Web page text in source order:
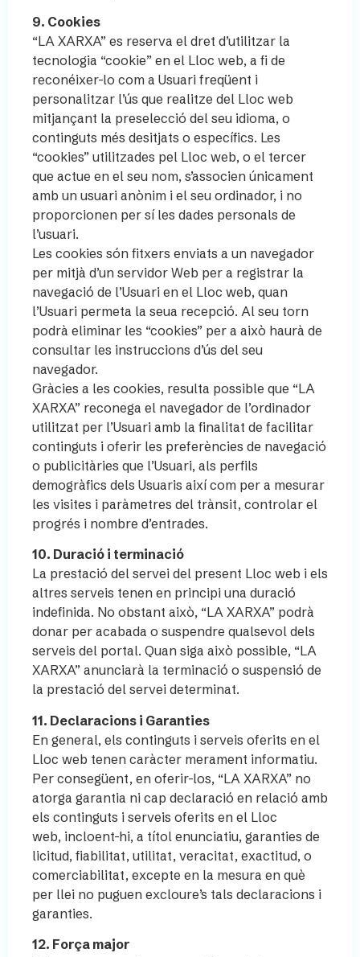
9. Cookies
“LA XARXA” es reserva el dret d’utilitzar la
tecnologia “cookie” en el Lloc web, a fi de
reconéixer-lo com a Usuari freqüent i
personalitzar l’ús que realitze del Lloc web
mitjançant la preselecció del seu idioma, o
continguts més desitjats o específics. Les
“cookies” utilitzades pel Lloc web, o el tercer
que actue en el seu nom, s’associen únicament
amb un usuari anònim i el seu ordinador, i no
proporcionen per sí les dades personals de
l’usuari.
Les cookies són fitxers enviats a un navegador
per mitjà d’un servidor Web per a registrar la
navegació de l’Usuari en el Lloc web, quan
l’Usuari permeta la seua recepció. Al seu torn
podrà eliminar les “cookies” per a això haurà de
consultar les instruccions d’ús del seu
navegador.
Gràcies a les cookies, resulta possible que “LA
XARXA” reconega el navegador de l’ordinador
utilitzat per l’Usuari amb la finalitat de facilitar
continguts i oferir les preferències de navegació
o publicitàries que l’Usuari, als perfils
demogràfics dels Usuaris així com per a mesurar
les visites i paràmetres del trànsit, controlar el
progrés i nombre d’entrades.
10. Duració i terminació
La prestació del servei del present Lloc web i els
altres serveis tenen en principi una duració
indefinida. No obstant això, “LA XARXA” podrà
donar per acabada o suspendre qualsevol dels
serveis del portal. Quan siga això possible, “LA
XARXA” anunciarà la terminació o suspensió de
la prestació del servei determinat.
11. Declaracions i Garanties
En general, els continguts i serveis oferits en el
Lloc web tenen caràcter merament informatiu.
Per consegüent, en oferir-los, “LA XARXA” no
atorga garantia ni cap declaració en relació amb
els continguts i serveis oferits en el Lloc
web, incloent-hi, a títol enunciatiu, garanties de
licitud, fiabilitat, utilitat, veracitat, exactitud, o
comerciabilitat, excepte en la mesura en què
per llei no puguen excloure’s tals declaracions i
garanties.
12. Força major